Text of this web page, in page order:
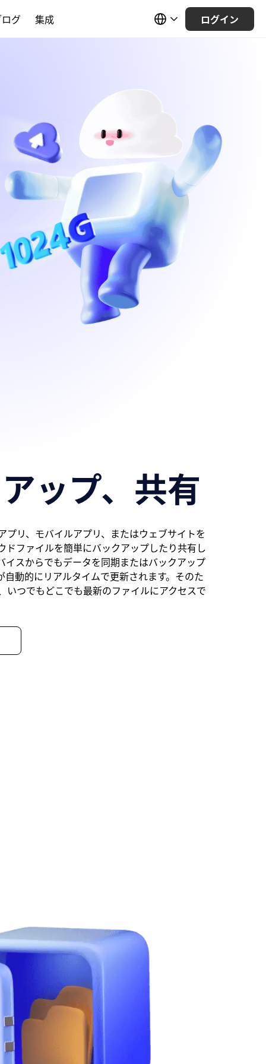
グ 集成 ログイン
ップ、共有
プリ、モバイルアプリ、またはウェブサイトを
ドファイルを簡単にバックアップしたり共有し
イスからでもデータを同期またはバックアップ
自動的にリアルタイムで更新されます。そのた
いつでもどこでも最新のファイルにアクセスで